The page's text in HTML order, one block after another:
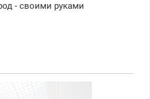
- своими руками